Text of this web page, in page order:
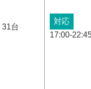
31台
対応
17:00-